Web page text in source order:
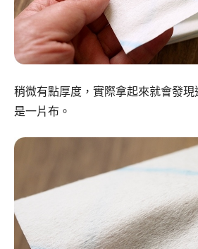
稍微有點厚度，實際拿起來就會發
是一片布。